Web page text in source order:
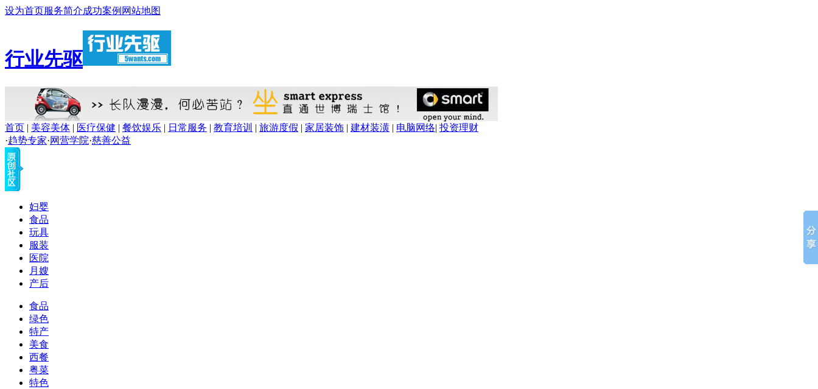
设为首页服务简介成功案例 网站地图
行业先驱
首页 | 美容美体 | 医疗保健 | 餐饮娱乐 | 日常服务 | 教育培训 | 旅游度假 | 家居装饰 | 建材装潢 | 电脑网络| 投资理财
·趋势专家·网营学院·慈善公益
妇婴
食品
玩具
服装
医院
月嫂
产后
食品
绿色
特产
美食
西餐
粤菜
特色